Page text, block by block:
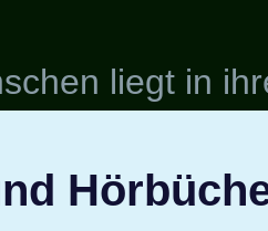
liegt in